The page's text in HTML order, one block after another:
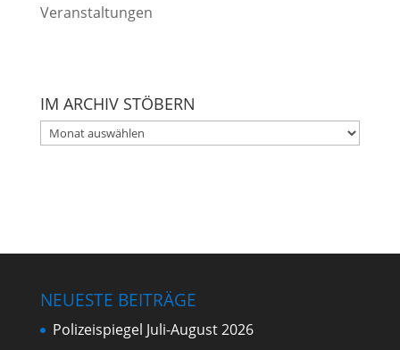
Veranstaltungen
IM ARCHIV STÖBERN
Im
NEUESTE BEITRÄGE
Polizeispiegel Juli-August 2026